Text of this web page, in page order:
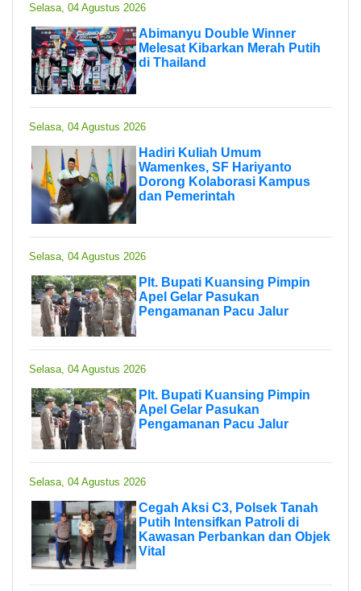
Selasa, 04 Agustus 2026
Abimanyu Double Winner
Melesat Kibarkan Merah Putih
di Thailand
Selasa, 04 Agustus 2026
Hadiri Kuliah Umum
Wamenkes, SF Hariyanto
Dorong Kolaborasi Kampus
dan Pemerintah
Selasa, 04 Agustus 2026
Plt. Bupati Kuansing Pimpin
Apel Gelar Pasukan
Pengamanan Pacu Jalur
Selasa, 04 Agustus 2026
Plt. Bupati Kuansing Pimpin
Apel Gelar Pasukan
Pengamanan Pacu Jalur
Selasa, 04 Agustus 2026
Cegah Aksi C3, Polsek Tanah
Putih Intensifkan Patroli di
Kawasan Perbankan dan Objek
Vital